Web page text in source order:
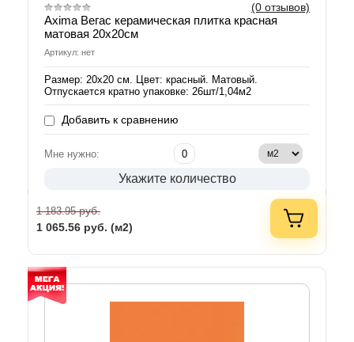
(0 отзывов)
Axima Вегас керамическая плитка красная
матовая 20х20см
Артикул: нет
Размер: 20х20 см. Цвет: красный. Матовый.
Отпускается кратно упаковке: 26шт/1,04м2
Добавить к сравнению
Мне нужно:
Укажите количество
1 183.95руб.
1 065.56 руб. (м2)